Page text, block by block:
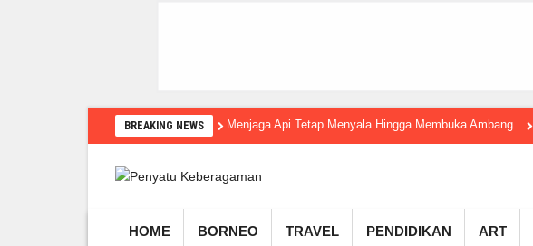
BREAKING NEWS Menjaga Api Tetap Menyala Hingga Membuka Ambang
HOME BORNEO TRAVEL PENDIDIKAN ART